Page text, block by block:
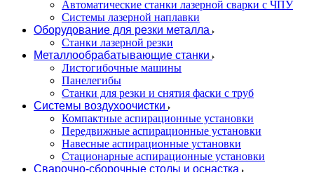
Автоматические станки лазерной сварки с ЧПУ
Системы лазерной наплавки
Оборудование для резки металла
Станки лазерной резки
Металлообрабатывающие станки
Листогибочные машины
Панелегибы
Станки для резки и снятия фаски с труб
Системы воздухоочистки
Компактные аспирационные установки
Передвижные аспирационные установки
Навесные аспирационные установки
Стационарные аспирационные установки
Сварочно-сборочные столы и оснастка